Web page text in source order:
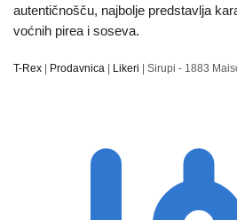
autentičnošču, najbolje predstavlja
voćnih pirea i soseva.
T-Rex | Prodavnica | Likeri | Sirupi - 1883